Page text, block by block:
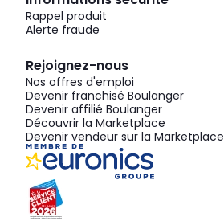
Rappel produit
Alerte fraude
Rejoignez-nous
Nos offres d'emploi
Devenir franchisé Boulanger
Devenir affilié Boulanger
Découvrir la Marketplace
Devenir vendeur sur la Marketplace